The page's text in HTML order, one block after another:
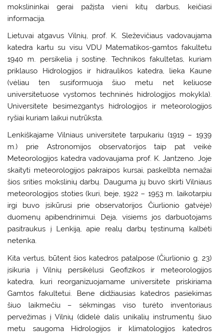
mokslininkai gerai pažįsta vieni kitų darbus, keičiasi
informacija.
Lietuvai atgavus Vilnių, prof. K. Sleževičiaus vadovaujama
katedra kartu su visu VDU Matematikos-gamtos fakultetu
1940 m. persikelia į sostinę. Technikos fakultetas, kuriam
priklauso Hidrologijos ir hidraulikos katedra, lieka Kaune
(vėliau ten susiformuoja šiuo metu net keliuose
universitetuose vystomos techninės hidrologijos mokykla).
Universitete besimezgantys hidrologijos ir meteorologijos
ryšiai kuriam laikui nutrūksta.
Lenkiškajame Vilniaus universitete tarpukariu (1919 – 1939
m.) prie Astronomijos observatorijos taip pat veikė
Meteorologijos katedra vadovaujama prof. K. Jantzeno. Joje
skaityti meteorologijos pakraipos kursai, paskelbta nemažai
šios srities mokslinių darbų. Dauguma jų buvo skirti Vilniaus
meteorologijos stoties (kuri, beje, 1922 – 1953 m. laikotarpiu
irgi buvo įsikūrusi prie observatorijos Čiurlionio gatvėje)
duomenų apibendrinimui. Deja, visiems jos darbuotojams
pasitraukus į Lenkiją, apie realų darbų tęstinumą kalbėti
netenka.
Kita vertus, būtent šios katedros patalpose (Čiurlionio g. 23)
įsikuria į Vilnių persikėlusi Geofizikos ir meteorologijos
katedra, kuri reorganizuojamame universitete priskiriama
Gamtos fakultetui. Bene didžiausias katedros pasiekimas
šiuo laikmečiu – sėkmingas viso turėto inventoriaus
pervežimas į Vilnių (didelė dalis unikalių instrumentų šiuo
metu saugoma Hidrologijos ir klimatologijos katedros